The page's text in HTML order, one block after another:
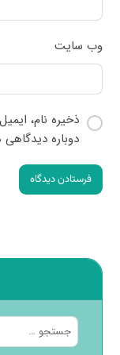
وب‌ سایت
ذخیره نام،
دوباره
فرستادن دیدگاه